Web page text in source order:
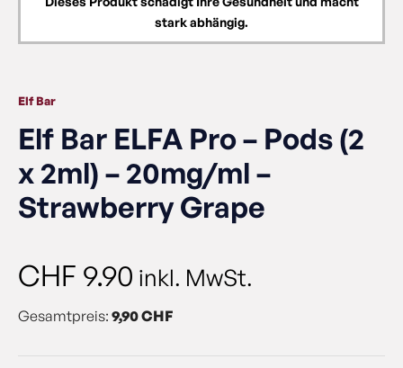
stark abhängig.
Elf Bar
Elf Bar ELFA Pro – Pods (2
x 2ml) – 20mg/ml –
Strawberry Grape
CHF 9.90 inkl. MwSt.
Gesamtpreis: 9,90 CHF